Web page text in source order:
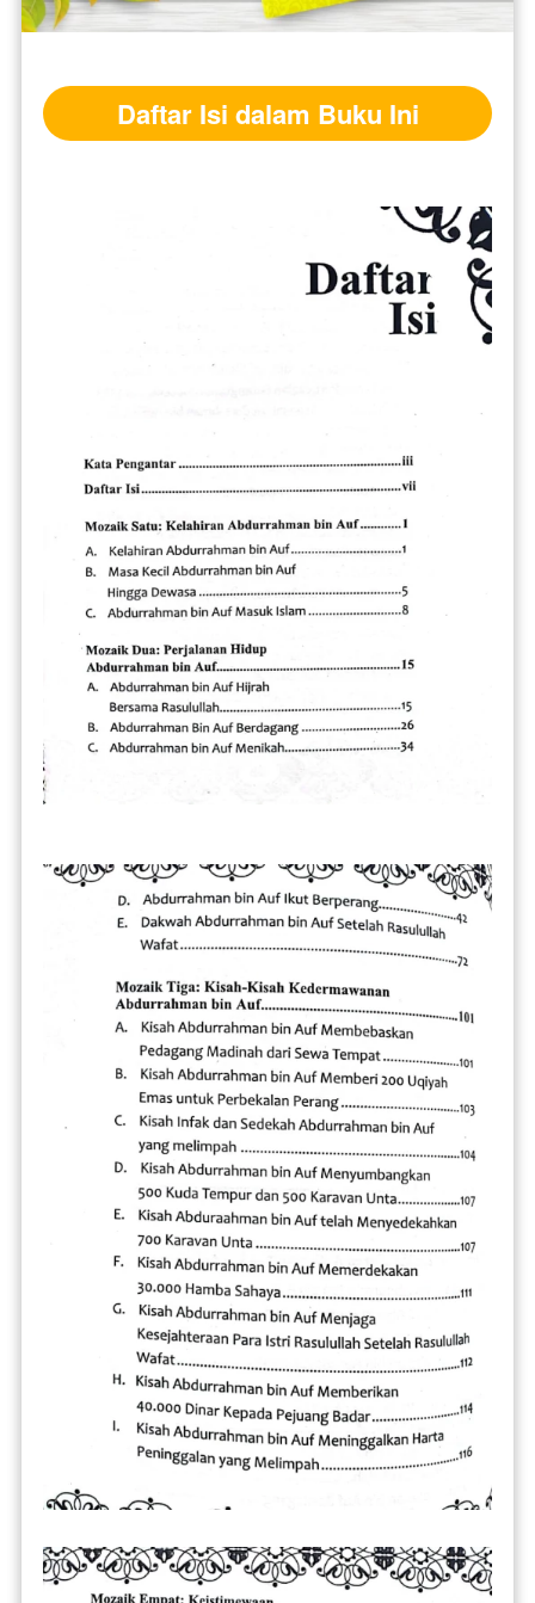
Daftar Isi dalam Buku Ini